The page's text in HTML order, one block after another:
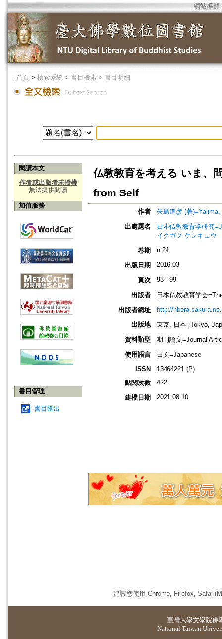
網站導覽
． 首頁 > 檢索系統 > 書目檢索 > 書目明細
閱讀本文
作者或出版者未授權
無法提供閱讀
加值服務
書目管理
書目匯出
仏教教育を考える いま、
from Self
作者
矢島道彦 (著
出處題名
日本仏教教育学研究
イクガク ケンキュウ
卷期
n.24
出版日期 2016.03
頁次 93 - 99
出版者
日本仏教教育学会
出版者網址
http://
出版地
東京, 日本 [Tokyo,
資料類型
期刊論文=Journal
使用語言
日文=Japanese
ISSN
13464221 (P)
點閱次數
422
建檔日期 2021.08.10
建議您使用 Chrome, Firefox,
臺灣大學文學院佛
National Taiwan